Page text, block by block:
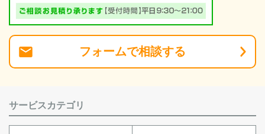
フォームで相談する
サービスカテゴリ